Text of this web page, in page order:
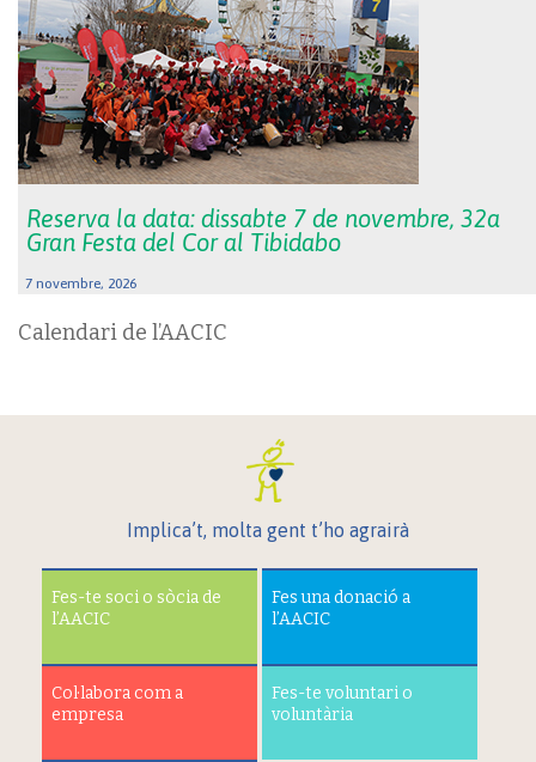
Reserva la data: dissabte 7 de novembre, 32a
Gran Festa del Cor al Tibidabo
7 novembre, 2026
Calendari de l’AACIC
Implica’t, molta gent t’ho agrairà
Fes-te soci o sòcia de
l’AACIC
Fes una donació a
l’AACIC
Col·labora com a
empresa
Fes-te voluntari o
voluntària